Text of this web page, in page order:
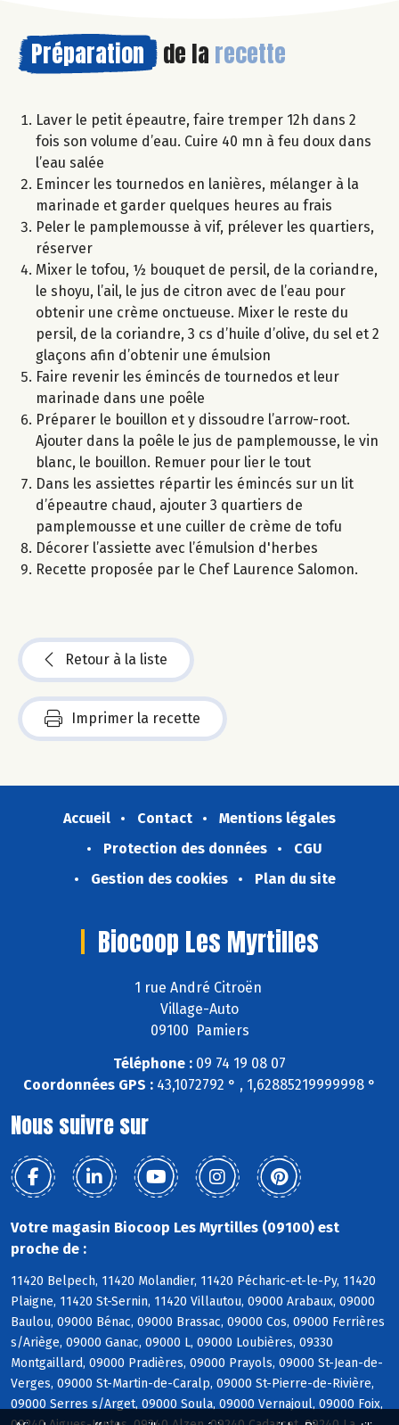
Préparation de la recette
Laver le petit épeautre, faire tremper 12h dans 2
fois son volume d’eau. Cuire 40 mn à feu doux dans
l’eau salée
Emincer les tournedos en lanières, mélanger à la
marinade et garder quelques heures au frais
Peler le pamplemousse à vif, prélever les quartiers,
réserver
Mixer le tofou, ½ bouquet de persil, de la coriandre,
le shoyu, l’ail, le jus de citron avec de l’eau pour
obtenir une crème onctueuse. Mixer le reste du
persil, de la coriandre, 3 cs d’huile d’olive, du sel et 2
glaçons afin d’obtenir une émulsion
Faire revenir les émincés de tournedos et leur
marinade dans une poêle
Préparer le bouillon et y dissoudre l’arrow-root.
Ajouter dans la poêle le jus de pamplemousse, le vin
blanc, le bouillon. Remuer pour lier le tout
Dans les assiettes répartir les émincés sur un lit
d’épeautre chaud, ajouter 3 quartiers de
pamplemousse et une cuiller de crème de tofu
Décorer l’assiette avec l’émulsion d'herbes
Recette proposée par le Chef Laurence Salomon.
Retour à la liste
Imprimer la recette
Accueil Contact
Mentions légales
Protection des données
CGU
Gestion des cookies
Plan du site
Biocoop Les Myrtilles
1 rue André Citroën
Village-Auto
09100 Pamiers
Téléphone : 09 74 19 08 07
Coordonnées GPS : 43,1072792 ° , 1,62885219999998 °
Nous suivre sur
Votre magasin Biocoop Les Myrtilles (09100) est
proche de :
11420 Belpech, 11420 Molandier, 11420 Pécharic-et-le-Py, 11420
Plaigne, 11420 St-Sernin, 11420 Villautou, 09000 Arabaux, 09000
Baulou, 09000 Bénac, 09000 Brassac, 09000 Cos, 09000 Ferrières
s/Ariège, 09000 Ganac, 09000 L, 09000 Loubières, 09330
Montgaillard, 09000 Pradières, 09000 Prayols, 09000 St-Jean-de-
Verges, 09000 St-Martin-de-Caralp, 09000 St-Pierre-de-Rivière,
09000 Serres s/Arget, 09000 Soula, 09000 Vernajoul, 09000 Foix,